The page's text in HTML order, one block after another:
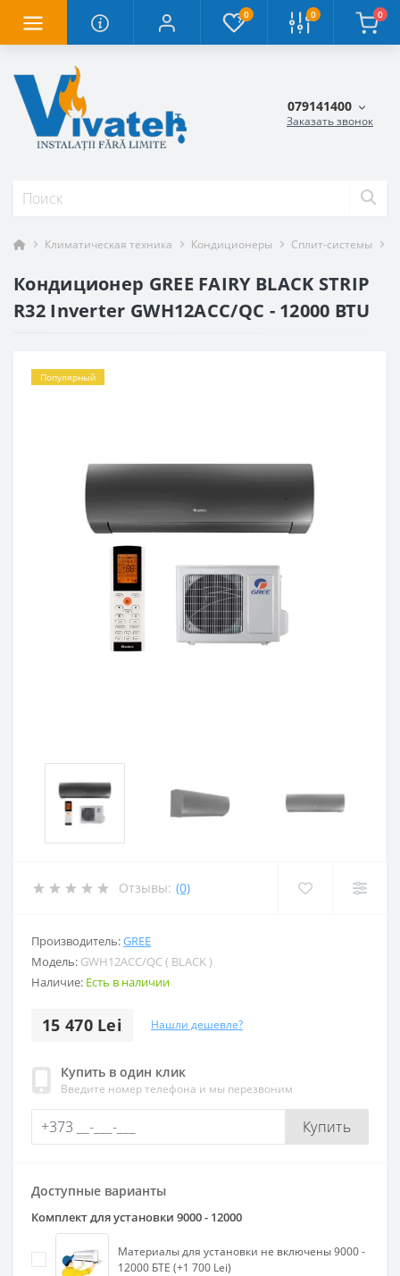
0 0 0
079141400
Заказать звонок
Климатическая техника Кондиционеры Сплит-системы
Кондиционер GREE FAIRY BLACK STRIP
R32 Inverter GWH12ACC/QC - 12000 BTU
Популярный
Отзывы: (0)
Производитель:GREE
Модель: GWH12ACC/QC ( BLACK )
Наличие: Есть в наличии
15 470 Lei Нашли дешевле?
Купить в один клик
Введите номер телефона и мы перезвоним
Купить
Доступные варианты
Комплект для установки 9000 - 12000
Материалы для установки не включены 9000 -
12000 БТЕ (+1 700 Lei)